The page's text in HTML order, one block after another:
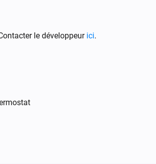
le développeur ici.